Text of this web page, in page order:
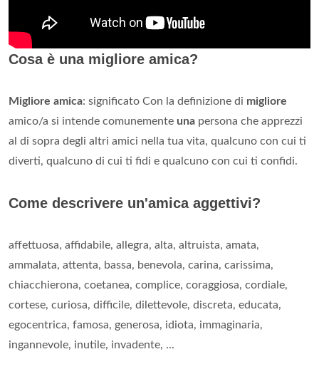
Cosa è una migliore amica?
Migliore amica: significato Con la definizione di migliore
amico/a si intende comunemente una persona che apprezzi
al di sopra degli altri amici nella tua vita, qualcuno con cui ti
diverti, qualcuno di cui ti fidi e qualcuno con cui ti confidi.
Come descrivere un'amica aggettivi?
affettuosa, affidabile, allegra, alta, altruista, amata,
ammalata, attenta, bassa, benevola, carina, carissima,
chiacchierona, coetanea, complice, coraggiosa, cordiale,
cortese, curiosa, difficile, dilettevole, discreta, educata,
egocentrica, famosa, generosa, idiota, immaginaria,
ingannevole, inutile, invadente, ...